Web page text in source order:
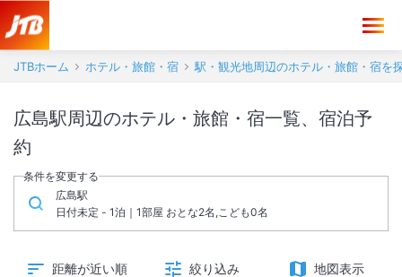
JTBホーム ホテル・旅館・宿 駅・観光地周辺のホテル・旅館・宿を
広島駅周辺のホテル・旅館・宿一覧、宿泊予
約
条件を変更する
広島駅
日付未定 - 1泊｜1部屋 おとな2名,こども0名
距離が近い順 絞り込み 地図表示